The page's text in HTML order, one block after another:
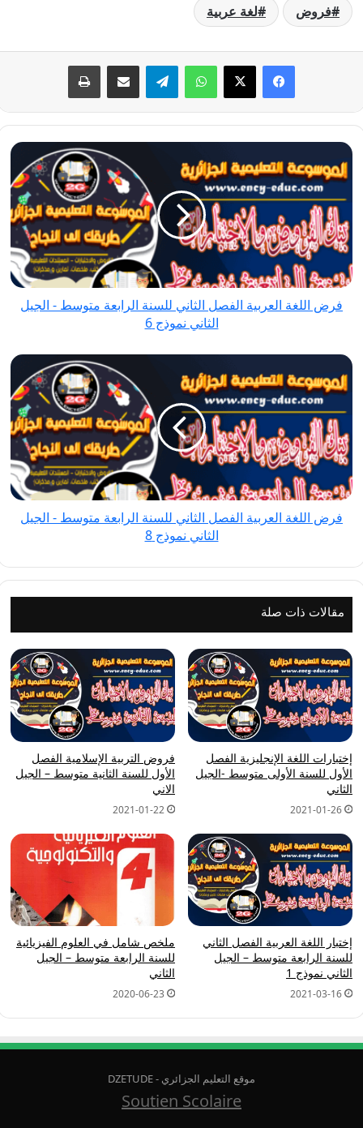
فروض
لغة عربية
فيسبوك
‫X واتسابتيلقراممشاركة عبر البريد طباعة
فرض
اللغة
العربية
الفصل
الثاني
للسنة
الرابعة
متوسط
نموذج
6
فرض اللغة العربية الفصل الثاني للسنة الرابعة متوسط - الجيل
الثاني نموذج 6
فرض
اللغة
العربية
الفصل
الثاني
للسنة
الرابعة
متوسط
نموذج
8
فرض اللغة العربية الفصل الثاني للسنة الرابعة متوسط - الجيل
الثاني نموذج 8
مقالات ذات صلة
إختبارات اللغة الإنجليزية الفصل
الأول للسنة الأولى متوسط -الجيل
الثاني
2021-01-26
فروض التربية الإسلامية الفصل
الأول للسنة الثانية متوسط – الجيل
الاني
2021-01-22
إختبار اللغة العربية الفصل الثاني
للسنة الرابعة متوسط – الجيل
الثاني نموذج 1
2021-03-16
ملخص شامل في العلوم الفيزيائية
للسنة الرابعة متوسط – الجيل
الثاني
2020-06-23
موقع التعليم الجزائري - DZETUDE
Soutien Scolaire